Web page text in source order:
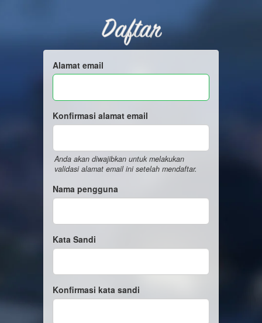
Daftar
Alamat email
Konfirmasi alamat email
Anda akan diwajibkan untuk melakukan
validasi alamat email ini setelah mendaftar.
Nama pengguna
Kata Sandi
Konfirmasi kata sandi